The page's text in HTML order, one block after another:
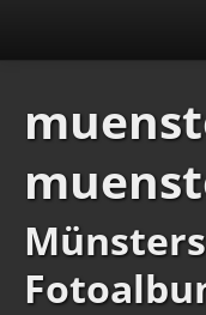
Erweitert
Impressum
Datenschutz